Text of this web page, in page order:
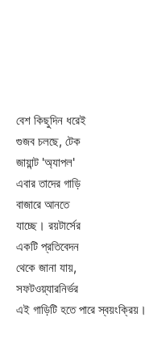
বেশ কিছুদিন ধরেই
গুজব চলছে, টেক
জায়ান্ট 'অ্যাপল'
এবার তাদের গাড়ি
বাজারে আনতে
যাচ্ছে। রয়টার্সের
একটি প্রতিবেদন
থেকে জানা যায়,
সফটওয়্যারনির্ভর
এই গাড়িটি হতে পারে স্বয়ংক্রিয়।